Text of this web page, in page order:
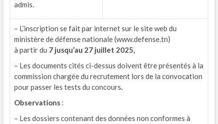
admis.
– L’inscription se fait par internet sur le site web du
ministère de défense nationale (www.defense.tn)
à partir du 7 jusqu’au 27 juillet 2025,
– Les documents cités ci-dessus doivent être présentés à la
commission chargée du recrutement lors de la convocation
pour passer les tests du concours.
Observations:
– Les dossiers contenant des données non conformes à